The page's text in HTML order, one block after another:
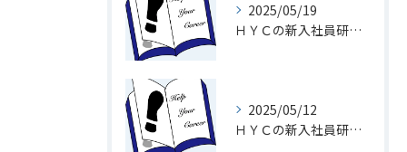
2025/05/19
ＨＹＣの新入社員研修１９「メール」
2025/05/12
ＨＹＣの新入社員研修１8「電話を速くとる意味」